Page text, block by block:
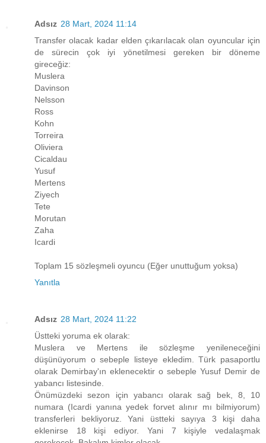
Adsız 28 Mart, 2024 11:14
Transfer olacak kadar elden çıkarılacak olan oyuncular için
de sürecin çok iyi yönetilmesi gereken bir döneme
gireceğiz:
Muslera
Davinson
Nelsson
Ross
Kohn
Torreira
Oliviera
Cicaldau
Yusuf
Mertens
Ziyech
Tete
Morutan
Zaha
Icardi
Toplam 15 sözleşmeli oyuncu (Eğer unuttuğum yoksa)
Yanıtla
Adsız 28 Mart, 2024 11:22
Üstteki yoruma ek olarak:
Muslera ve Mertens ile sözleşme yenileneceğini
düşünüyorum o sebeple listeye ekledim. Türk pasaportlu
olarak Demirbay'ın eklenecektir o sebeple Yusuf Demir de
yabancı listesinde.
Önümüzdeki sezon için yabancı olarak sağ bek, 8, 10
numara (Icardi yanına yedek forvet alınır mı bilmiyorum)
transferleri bekliyoruz. Yani üstteki sayıya 3 kişi daha
eklenirse 18 kişi ediyor. Yani 7 kişiyle vedalaşmak